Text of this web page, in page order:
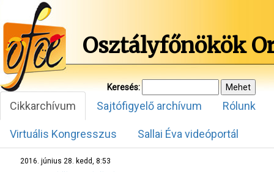
Osztályfőnökök
Keresés:
Cikkarchívum Sajtófigyelő archívum Rólunk
Virtuális Kongresszus Sallai Éva videóportál
2016. június 28. kedd, 8:53